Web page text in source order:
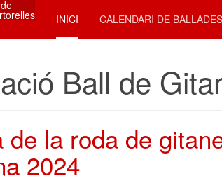
INICI CALENDARI DE BALLADES
Ball de
de la roda de
2024